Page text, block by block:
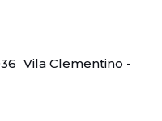
Vila Clementino -